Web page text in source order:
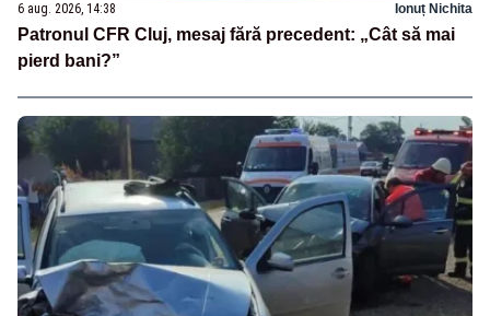
6 aug. 2026, 14:38 Ionuț Nichita
Patronul CFR Cluj, mesaj fără precedent: „Cât să mai
pierd bani?”